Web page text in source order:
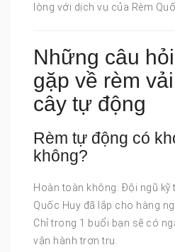
lòng với dịch vụ của Rèm
Những câu
gặp về rèm
cây tự động
Rèm tự động có
không?
Hoàn toàn không. Đội ngũ kỹ
Quốc Huy đã lắp cho hàng
Chỉ trong 1 buổi bạn sẽ có
vận hành trơn tru.